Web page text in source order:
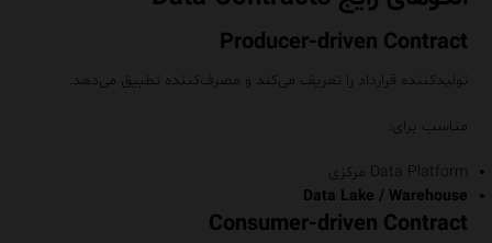
Producer-driven Contract
تولیدکننده قرارداد را تعریف می‌کند و مصرف‌کننده تطبیق می‌دهد.
مناسب برای:
Data Platform مرکزی
Data Lake / Warehouse
Consumer-driven Contract